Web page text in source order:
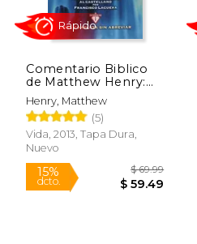
6%
dcto.
$ 40.00
$ 37.65
Comentario Biblico
de Matthew Henry:
Obra Completa sin
Abreviar - 13 Tomos
en 1
Henry, Matthew
(5)
Vida, 2013, Tapa Dura,
Nuevo